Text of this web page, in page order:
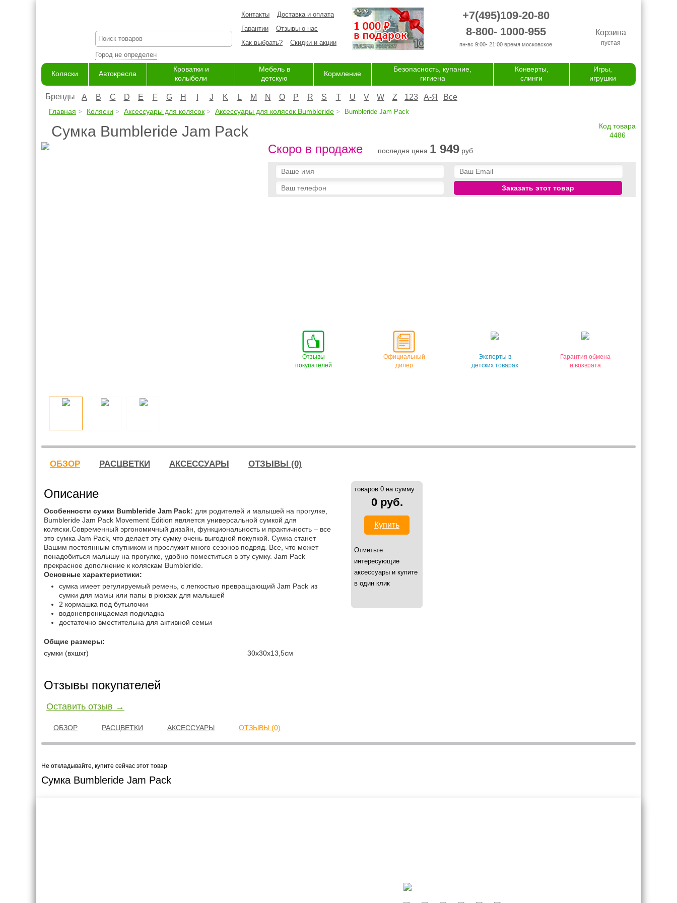
Город не определен
Контакты
Доставка и оплата
Гарантии
Отзывы о нас
Как выбрать?
Скидки и акции
+7(495)109-20-80
8-800- 1000-955
пн-вс 9:00- 21:00 время московское
Корзина
пустая
Коляски Автокресла
Кроватки и
колыбели
Мебель в
детскую
Кормление
Безопасность, купание,
гигиена
Конверты,
слинги
Игры,
игрушки
Бренды A B C D E F G H J K L M N O P R S T U V W Z 123 А-Я Все
Главная Коляски Аксессуары для колясок Аксессуары для колясок Bumbleride Bumbleride Jam Pack
Сумка Bumbleride Jam Pack
Код товара
4486
Скоро в продаже последня цена 1 949 руб
Заказать этот товар
Отзывы
покупателей
Официальный
дилер
Эксперты в
детских товарах
Гарантия обмена
и возврата
ОБЗОР РАСЦВЕТКИ АКСЕССУАРЫ ОТЗЫВЫ (0)
Описание
Особенности сумки Bumbleride Jam Pack: для родителей и малышей на прогулке,
Bumbleride Jam Pack Movement Edition является универсальной сумкой для
коляски.Современный эргономичный дизайн, функциональность и практичность – все
это сумка Jam Pack, что делает эту сумку очень выгодной покупкой. Cумка станет
Вашим постоянным спутником и прослужит много сезонов подряд. Все, что может
понадобиться малышу на прогулке, удобно поместиться в эту сумку. Jam Pack
прекрасное дополнение к коляскам Bumbleride.
Основные характеристики:
сумка имеет регулируемый ремень, с легкостью превращающий Jam Pack из
сумки для мамы или папы в рюкзак для малышей
2 кормашка под бутылочки
водонепроницаемая подкладка
достаточно вместительна для активной семьи
Общие размеры:
сумки (вхшхг)
30х30х13,5см
Отзывы покупателей
Оставить отзыв →
товаров 0 на сумму
0 руб.
Купить
Отметьте
интересующие
аксессуары и купите
в один клик
ОБЗОР РАСЦВЕТКИ АКСЕССУАРЫ ОТЗЫВЫ (0)
Не откладывайте, купите сейчас этот товар
Сумка Bumbleride Jam Pack